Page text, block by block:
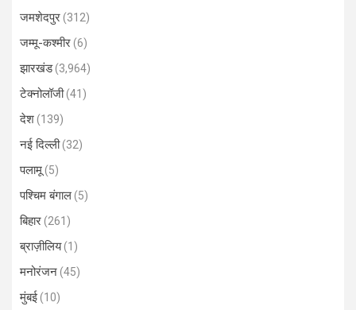
जमशेदपुर(312)
जम्मू-कश्मीर(6)
झारखंड(3,964)
टेक्नोलॉजी(41)
देश(139)
नई दिल्ली(32)
पलामू(5)
पश्चिम बंगाल(5)
बिहार(261)
ब्राज़ीलिय(1)
मनोरंजन(45)
मुंबई(10)